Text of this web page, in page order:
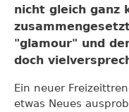
nicht gleich ganz
"glamour" und
doch
Ein neuer
etwas Neues